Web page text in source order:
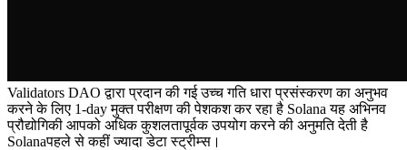
Validators DAO द्वारा प्रदान की गई उच्च गति धारा प्रसंस्करण का अनुभव
करने के लिए 1-day मुक्त परीक्षण की पेशकश कर रहा है Solana यह अभिनव
प्रौद्योगिकी आपको अधिक कुशलतापूर्वक उपयोग करने की अनुमति देती है
Solanaपहले से कहीं ज्यादा डेटा स्ट्रीम्स।